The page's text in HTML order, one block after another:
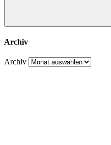
Archiv
Archiv